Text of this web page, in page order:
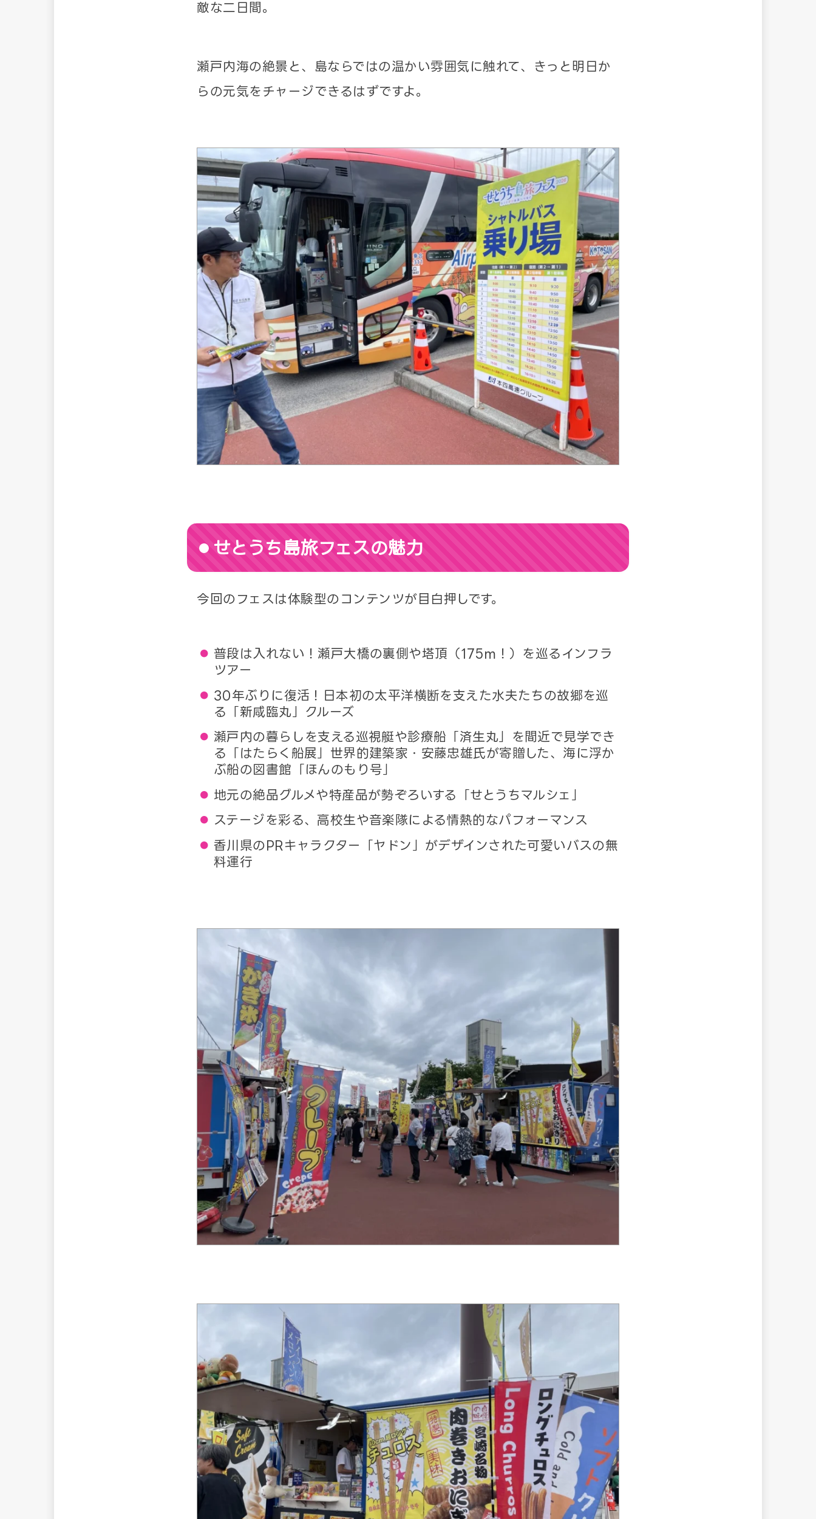
敵な二日間。
瀬戸内海の絶景と、島ならではの温かい雰囲気に触れて、きっと明日か
らの元気をチャージできるはずですよ。
せとうち島旅フェスの魅力
今回のフェスは体験型のコンテンツが目白押しです。
普段は入れない！瀬戸大橋の裏側や塔頂（175m！）を巡るインフラ
ツアー
30年ぶりに復活！日本初の太平洋横断を支えた水夫たちの故郷を巡
る「新咸臨丸」クルーズ
瀬戸内の暮らしを支える巡視艇や診療船「済生丸」を間近で見学でき
る「はたらく船展」世界的建築家・安藤忠雄氏が寄贈した、海に浮か
ぶ船の図書館「ほんのもり号」
地元の絶品グルメや特産品が勢ぞろいする「せとうちマルシェ」
ステージを彩る、高校生や音楽隊による情熱的なパフォーマンス
香川県のPRキャラクター「ヤドン」がデザインされた可愛いバスの無
料運行